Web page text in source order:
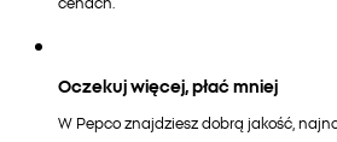
Oczekuj więcej, płać mniej
W Pepco znajdziesz dobrą jakość,